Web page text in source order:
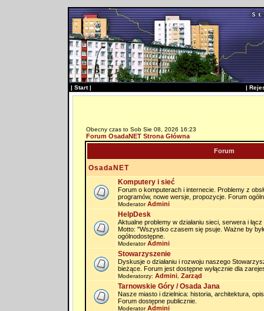
| Start| |
Obecny czas to Sob Sie 08, 2026 16:23
Forum OsadaNET Strona Główna
Forum
OsadaNET
Komputery i sieć
Forum o komputerach i internecie. Problemy z
programów, nowe wersje, propozycje. Forum
ModeratorAdmini
HelpDesk
Aktualne problemy w działaniu sieci, serwera i
Motto: "Wszystko czasem się psuje. Ważne by
ogólnodostępne.
ModeratorAdmini
Stowarzyszenie
Dyskusje o działaniu i rozwoju naszego
bieżące. Forum jest dostępne wyłącznie dla
Moderatorzy: Admini, Zarząd
Tarnowskie Góry / Osada Jana
Nasze miasto i dzielnica: historia, architektura,
Forum dostępne publicznie.
ModeratorAdmini